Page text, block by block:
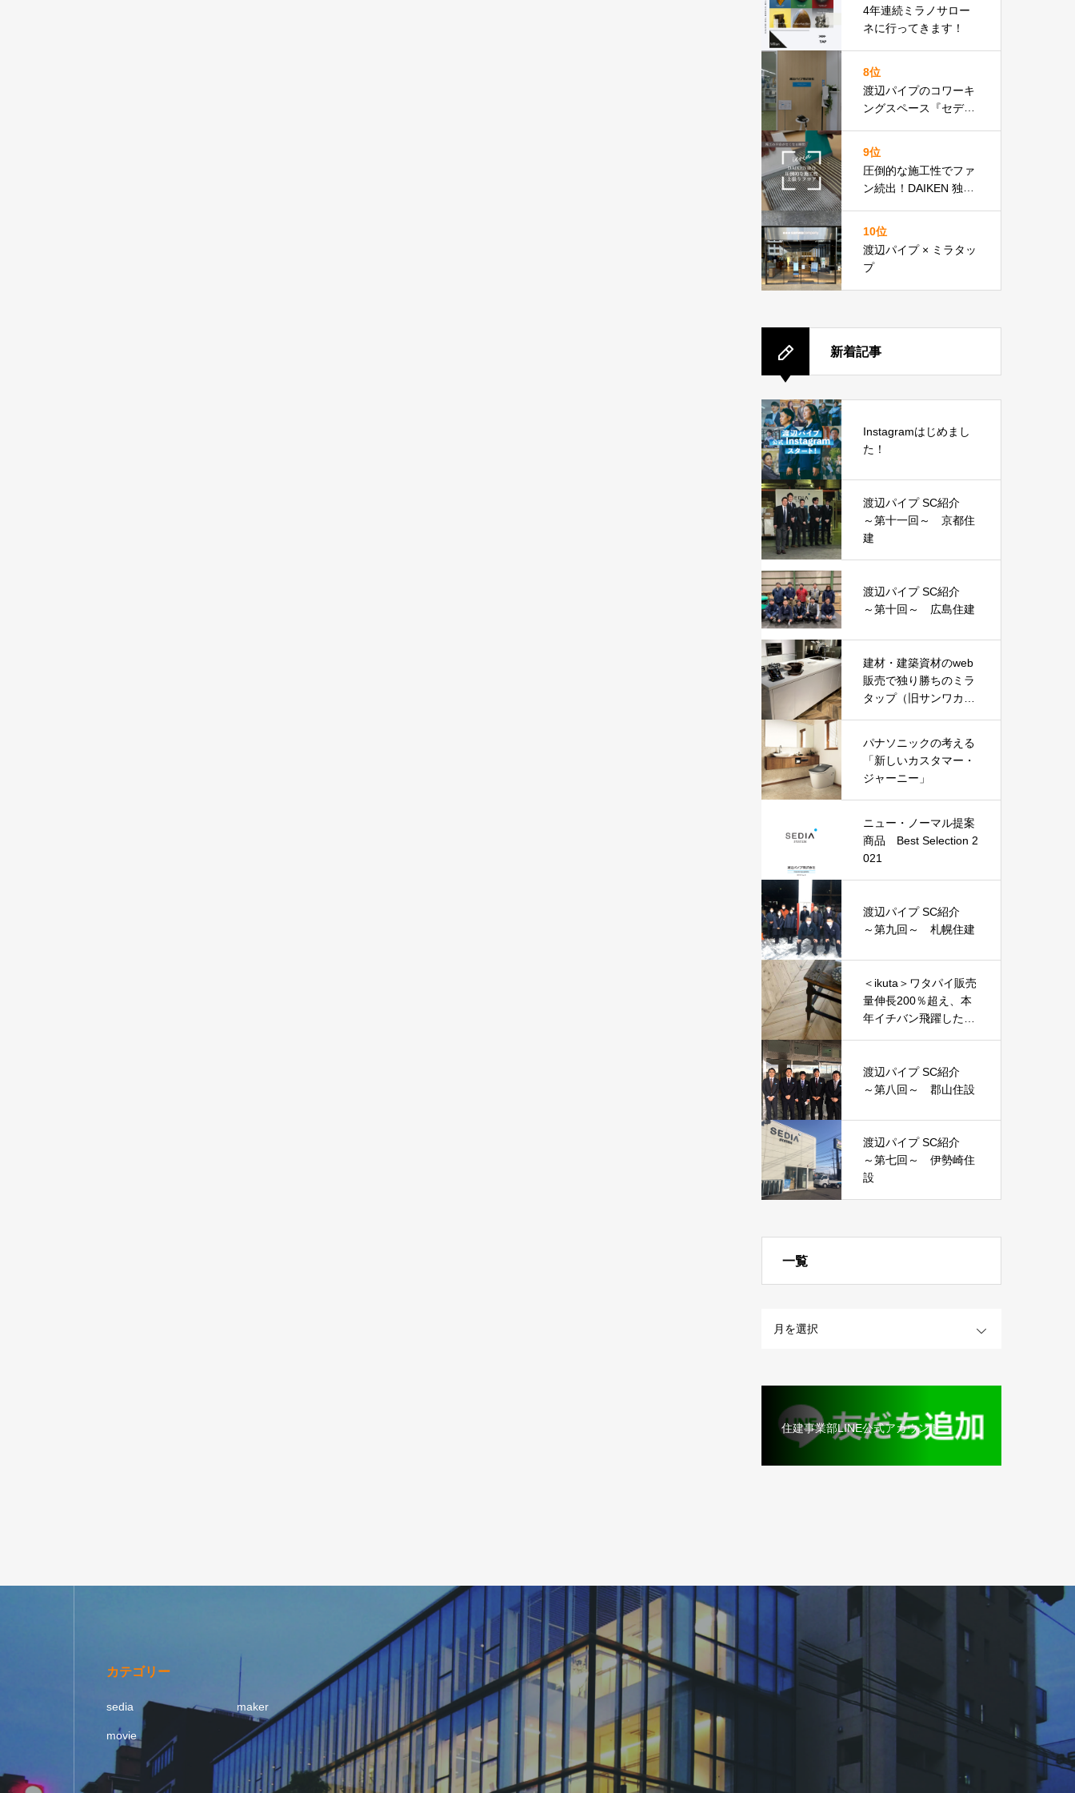
4年連続ミラノサロー
ネに行ってきます！
8位
渡辺パイプのコワーキ
ングスペース『セディ
テンドのクロージング
にぜひ。
9位
圧倒的な施工性でファ
ン続出！DAIKEN 独自
10位
渡辺パイプ × ミラタッ
プ
新着記事
Instagramはじめまし
た！
渡辺パイプ SC紹介
～第十一回～ 京都住
建
渡辺パイプ SC紹介
～第十回～ 広島住建
建材・建築資材のweb
販売で独り勝ちのミラ
タップ（旧サンワカン
ノーマル商品』
パナソニックの考える
「新しいカスタマー・
ジャーニー」
ニュー・ノーマル提案
商品 Best Selection 2
021
渡辺パイプ SC紹介
～第九回～ 札幌住建
＜ikuta＞ワタパイ販売
量伸長200％超え、本
年イチバン飛躍した建
渡辺パイプ SC紹介
～第八回～ 郡山住設
渡辺パイプ SC紹介
～第七回～ 伊勢崎住
設
一覧
住建事業部LINE公式アカウント
カテゴリー
sedia maker
movie